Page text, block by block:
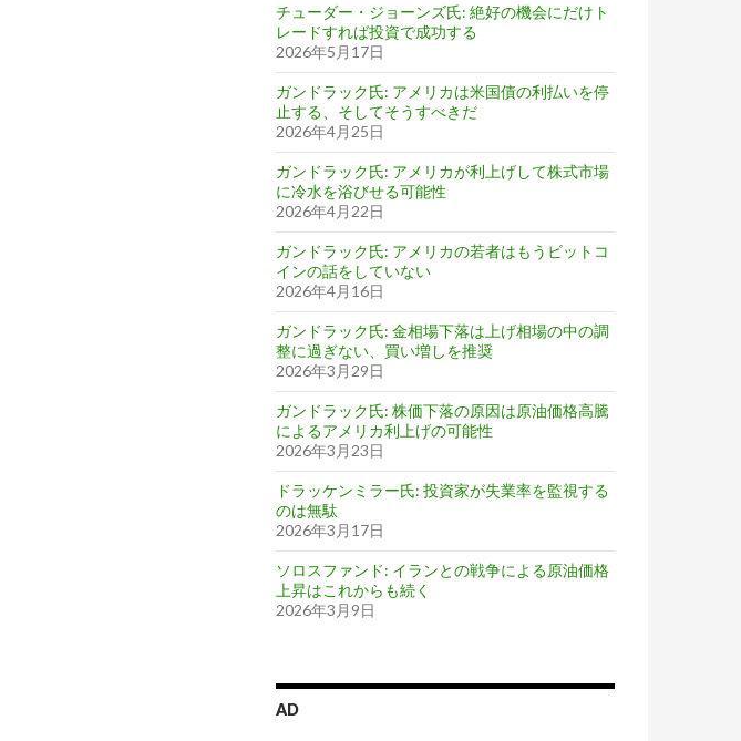
チューダー・ジョーンズ氏: 絶好の機会にだけト
レードすれば投資で成功する
2026年5月17日
ガンドラック氏: アメリカは米国債の利払いを停
止する、そしてそうすべきだ
2026年4月25日
ガンドラック氏: アメリカが利上げして株式市場
に冷水を浴びせる可能性
2026年4月22日
ガンドラック氏: アメリカの若者はもうビットコ
インの話をしていない
2026年4月16日
ガンドラック氏: 金相場下落は上げ相場の中の調
整に過ぎない、買い増しを推奨
2026年3月29日
ガンドラック氏: 株価下落の原因は原油価格高騰
によるアメリカ利上げの可能性
2026年3月23日
ドラッケンミラー氏: 投資家が失業率を監視する
のは無駄
2026年3月17日
ソロスファンド: イランとの戦争による原油価格
上昇はこれからも続く
2026年3月9日
AD